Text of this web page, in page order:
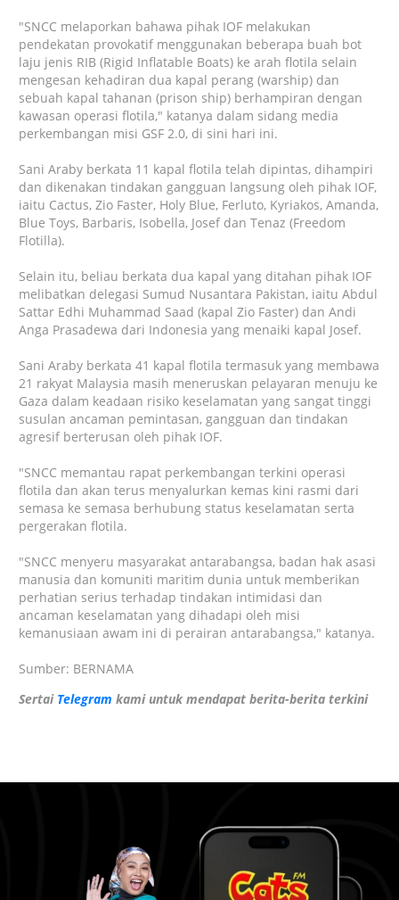
"SNCC melaporkan bahawa pihak IOF melakukan
pendekatan provokatif menggunakan beberapa buah bot
laju jenis RIB (Rigid Inflatable Boats) ke arah flotila selain
mengesan kehadiran dua kapal perang (warship) dan
sebuah kapal tahanan (prison ship) berhampiran dengan
kawasan operasi flotila," katanya dalam sidang media
perkembangan misi GSF 2.0, di sini hari ini.
Sani Araby berkata 11 kapal flotila telah dipintas, dihampiri
dan dikenakan tindakan gangguan langsung oleh pihak IOF,
iaitu Cactus, Zio Faster, Holy Blue, Ferluto, Kyriakos, Amanda,
Blue Toys, Barbaris, Isobella, Josef dan Tenaz (Freedom
Flotilla).
Selain itu, beliau berkata dua kapal yang ditahan pihak IOF
melibatkan delegasi Sumud Nusantara Pakistan, iaitu Abdul
Sattar Edhi Muhammad Saad (kapal Zio Faster) dan Andi
Anga Prasadewa dari Indonesia yang menaiki kapal Josef.
Sani Araby berkata 41 kapal flotila termasuk yang membawa
21 rakyat Malaysia masih meneruskan pelayaran menuju ke
Gaza dalam keadaan risiko keselamatan yang sangat tinggi
susulan ancaman pemintasan, gangguan dan tindakan
agresif berterusan oleh pihak IOF.
"SNCC memantau rapat perkembangan terkini operasi
flotila dan akan terus menyalurkan kemas kini rasmi dari
semasa ke semasa berhubung status keselamatan serta
pergerakan flotila.
"SNCC menyeru masyarakat antarabangsa, badan hak asasi
manusia dan komuniti maritim dunia untuk memberikan
perhatian serius terhadap tindakan intimidasi dan
ancaman keselamatan yang dihadapi oleh misi
kemanusiaan awam ini di perairan antarabangsa," katanya.
Sumber: BERNAMA
Sertai Telegram kami untuk mendapat berita-berita terkini